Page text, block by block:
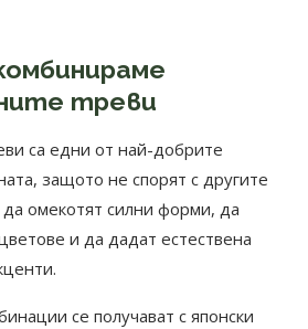
треви
са едни от най-добрите
защото не спорят с другите
омекотят силни форми, да
и да дадат естествена
се получават с японски